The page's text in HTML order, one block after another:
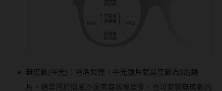
無度數(平光)：顧名思義，平光鏡片就是度數為0的鏡
片。通常用於擋風沙及美容效果居多，也可安裝無度數的